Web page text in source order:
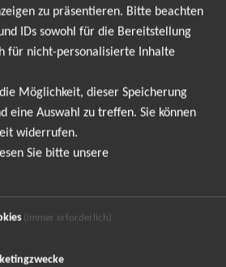
erscheinenden Newsletter
mit einer Speicherung meiner E-
der Zustellung des Newsletters
wieder abbestellen.
zu präsentieren. Bitte beachten
IDs sowohl für die Bereitstellung
für nicht-personalisierte Inhalte
Möglichkeit, dieser Speicherung
eine Auswahl zu treffen. Sie können
widerrufen.
Sie bitte unsere
(immer erforderlich)